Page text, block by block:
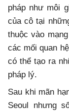
pháp như môi
của cô tại
thuộc vào
các mối quan
có thể tạo ra
pháp lý.
Sau khi mãn
Seoul nhưng